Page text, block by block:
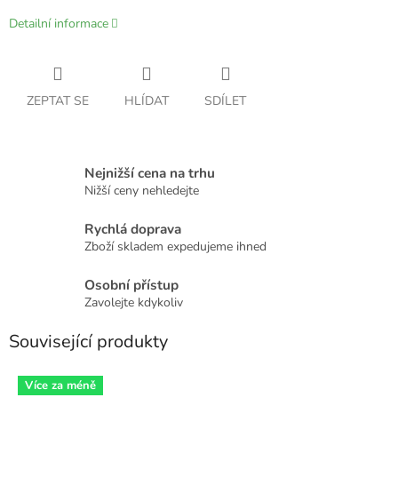
Detailní informace
ZEPTAT SE HLÍDAT SDÍLET
Nejnižší cena na trhu
Nižší ceny nehledejte
Rychlá doprava
Zboží skladem expedujeme ihned
Osobní přístup
Zavolejte kdykoliv
Související produkty
Více za méně